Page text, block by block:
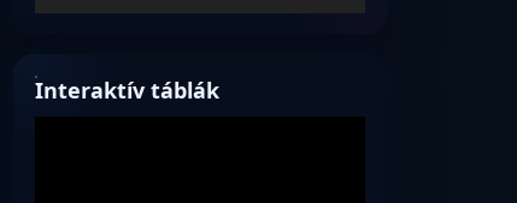
Interaktív táblák